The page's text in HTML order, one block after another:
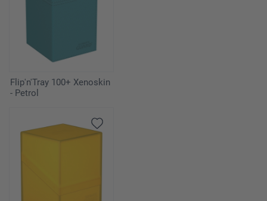
Flip'n'Tray 100+ Xenoskin
- Petrol